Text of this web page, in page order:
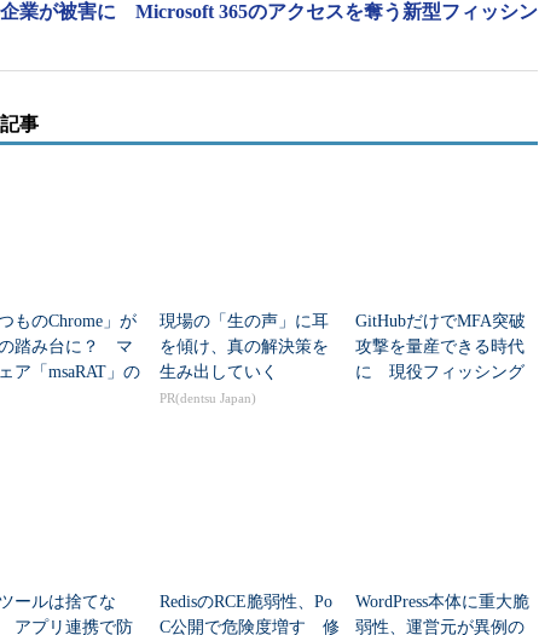
業が被害に Microsoft 365のアクセスを奪う新型フィッシン
事
つものChrome」が
踏み台に？ マ
ア「msaRAT」の
現場の「生の声」に耳
を傾け、真の解決策を
生み出していく
PR(dentsu Japan)
GitHubだけでMFA突破
攻撃を量産できる時代
に 現役フィッシング
ールは捨てな
アプリ連携で防
RedisのRCE脆弱性、Po
C公開で危険度増す 修
WordPress本体に重大脆
弱性、運営元が異例の